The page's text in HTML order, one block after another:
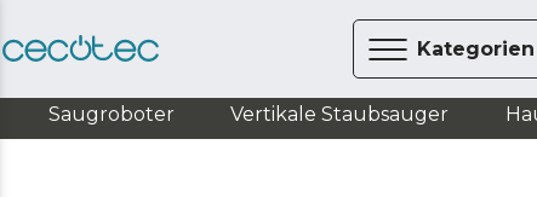
Kategorien
Saugroboter Vertikale Staubsauger